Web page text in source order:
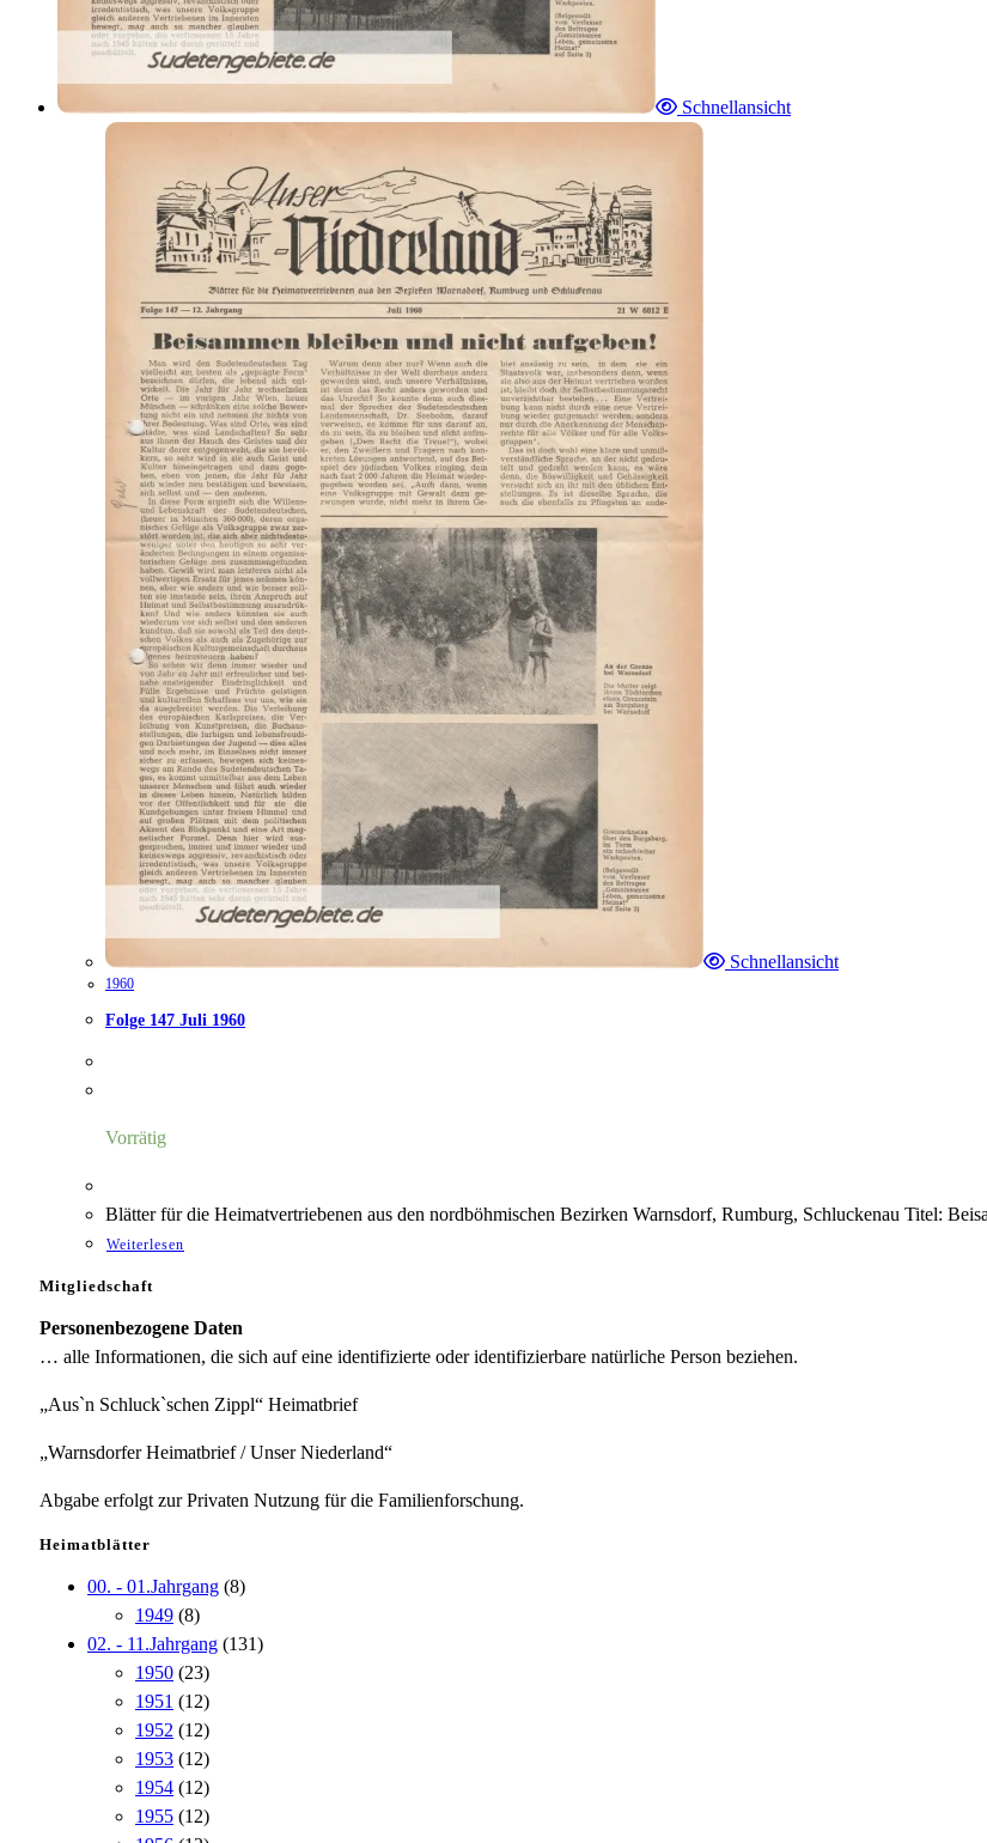
Schnellansicht
Schnellansicht
1960
Folge 147 Juli 1960
Vorrätig
Blätter für die Heimatvertriebenen aus den nordböhmischen Bezirken Warnsdorf, Rumburg, Schluckenau Titel:
Weiterlesen
Mitgliedschaft
Personenbezogene Daten
… alle Informationen, die sich auf eine identifizierte oder identifizierbare natürliche Person beziehen.
„Aus`n Schluck`schen Zippl“ Heimatbrief
„Warnsdorfer Heimatbrief / Unser Niederland“
Abgabe erfolgt zur Privaten Nutzung für die Familienforschung.
Heimatblätter
00. - 01.Jahrgang (8)
1949 (8)
02. - 11.Jahrgang (131)
1950 (23)
1951 (12)
1952 (12)
1953 (12)
1954 (12)
1955 (12)